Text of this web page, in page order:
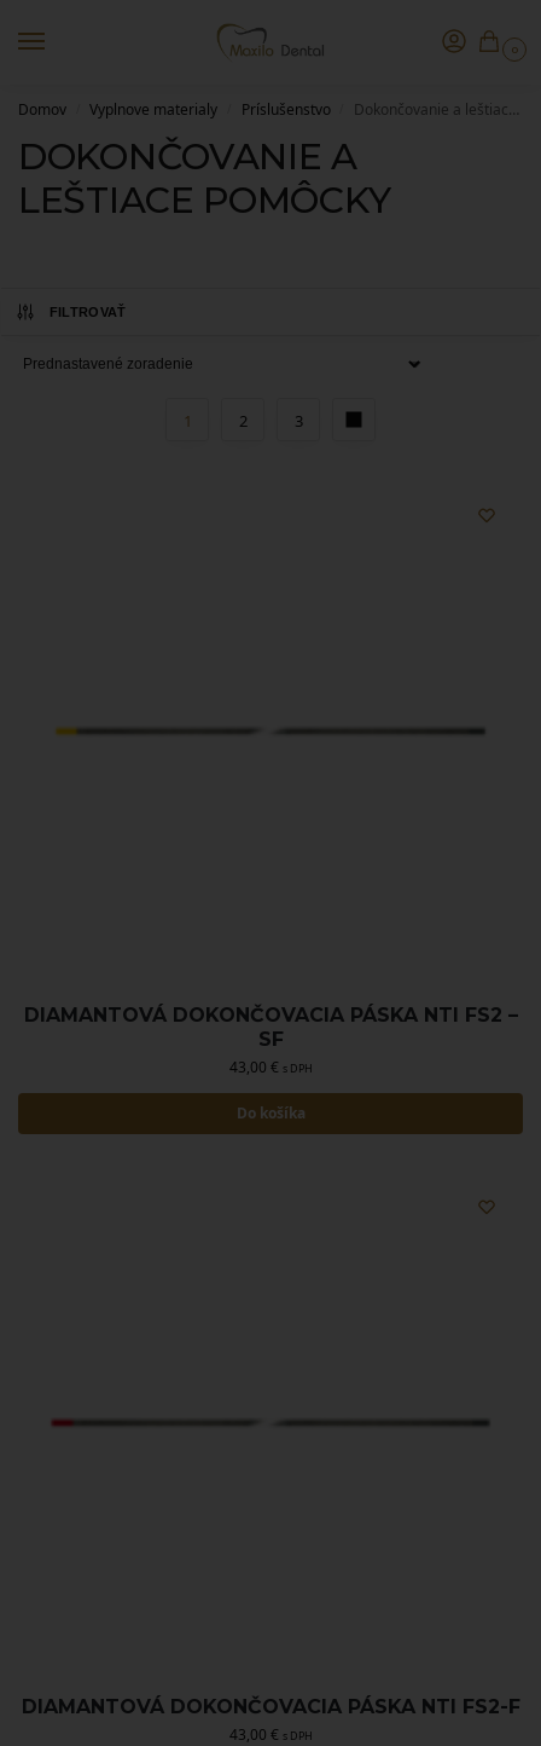
0
Domov Vyplnove materialy Príslušenstvo Dokončovanie a leštiace pomôcky
DOKONČOVANIE A
LEŠTIACE POMÔCKY
FILTROVAŤ
1 2 3
DIAMANTOVÁ DOKONČOVACIA PÁSKA NTI FS2 –
SF
43,00 € s DPH
Do košíka
DIAMANTOVÁ DOKONČOVACIA PÁSKA NTI FS2-F
43,00 € s DPH